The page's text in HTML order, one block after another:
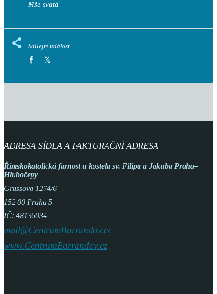
Mše svatá
Sdílejte událost
ADRESA SÍDLA A FAKTURAČNÍ ADRESA
Římskokatolická farnostu kostela sv. Filipa a Jakuba Praha–
Hlubočepy
Grussova 1274/6
152 00 Praha 5
IČ: 48136034
mail@CentrumBarrandov.cz
www.CentrumBarrandov.cz